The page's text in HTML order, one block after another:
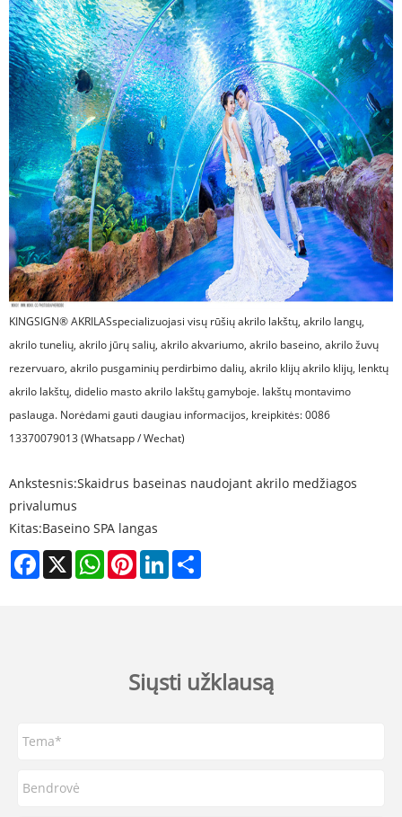
KINGSIGN® AKRILASspecializuojasi visų rūšių akrilo lakštų, akrilo langų,
akrilo tunelių, akrilo jūrų salių, akrilo akvariumo, akrilo baseino, akrilo žuvų
rezervuaro, akrilo pusgaminių perdirbimo dalių, akrilo klijų akrilo klijų, lenktų
akrilo lakštų, didelio masto akrilo lakštų gamyboje. lakštų montavimo
paslauga. Norėdami gauti daugiau informacijos, kreipkitės: 0086
13370079013 (Whatsapp / Wechat)
Ankstesnis:Skaidrus baseinas naudojant akrilo medžiagos
privalumus
Kitas:Baseino SPA langas
Facebook
X WhatsAppPinterestLinkedIn
Siųsti užklausą